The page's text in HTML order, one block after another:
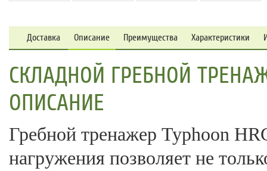
Доставка Описание Преимущества Характеристики
СКЛАДНОЙ ГРЕБНОЙ
ОПИСАНИЕ
Гребной тренажер Typhoon
нагружения позволяет не